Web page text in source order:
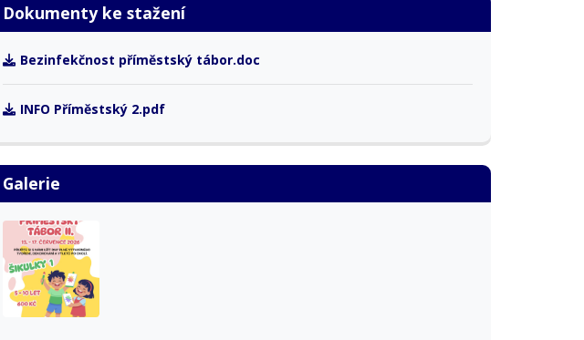
Dokumenty ke stažení
Bezinfekčnost příměstský tábor.doc
INFO Příměstský 2.pdf
Galerie